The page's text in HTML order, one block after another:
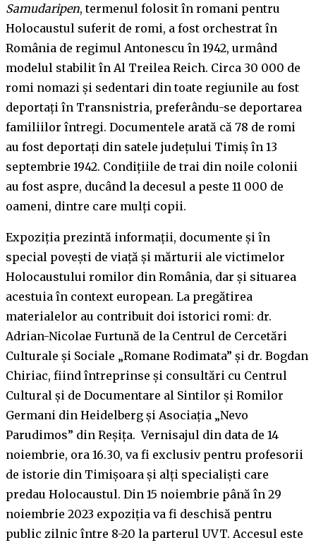
Samudaripen, termenul folosit în romani pentru
Holocaustul suferit de romi, a fost orchestrat în
România de regimul Antonescu în 1942, urmând
modelul stabilit în Al Treilea Reich. Circa 30 000 de
romi nomazi și sedentari din toate regiunile au fost
deportați în Transnistria, preferându-se deportarea
familiilor întregi. Documentele arată că 78 de romi
au fost deportați din satele județului Timiș în 13
septembrie 1942. Condițiile de trai din noile colonii
au fost aspre, ducând la decesul a peste 11 000 de
oameni, dintre care mulți copii.
Expoziția prezintă informații, documente și în
special povești de viață și mărturii ale victimelor
Holocaustului romilor din România, dar și situarea
acestuia în context european. La pregătirea
materialelor au contribuit doi istorici romi: dr.
Adrian-Nicolae Furtună de la Centrul de Cercetări
Culturale și Sociale „Romane Rodimata” și dr. Bogdan
Chiriac, fiind întreprinse și consultări cu Centrul
Cultural și de Documentare al Sintilor și Romilor
Germani din Heidelberg și Asociația „Nevo
Parudimos” din Reșița. Vernisajul din data de 14
noiembrie, ora 16.30, va fi exclusiv pentru profesorii
de istorie din Timișoara și alți specialiști care
predau Holocaustul. Din 15 noiembrie până în 29
noiembrie 2023 expoziția va fi deschisă pentru
public zilnic între 8-20 la parterul UVT. Accesul este